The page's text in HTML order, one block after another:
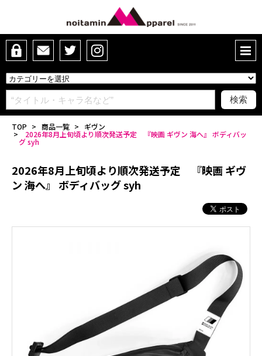
TOP > 商品一覧 > ギヴン
> 2026年8月上旬頃より順次発送予定 『映画 ギヴン 海へ』 ボディバッ
グ syh
2026年8月上旬頃より順次発送予定 『映画 ギヴ
ン 海へ』 ボディバッグ syh